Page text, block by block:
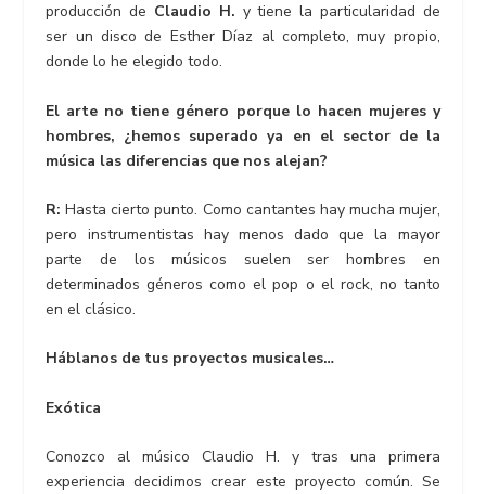
producción de Claudio H. y tiene la particularidad de
ser un disco de Esther Díaz al completo, muy propio,
donde lo he elegido todo.
El arte no tiene género porque lo hacen mujeres y
hombres, ¿hemos superado ya en el sector de la
música las diferencias que nos alejan?
R: Hasta cierto punto. Como cantantes hay mucha mujer,
pero instrumentistas hay menos dado que la mayor
parte de los músicos suelen ser hombres en
determinados géneros como el pop o el rock, no tanto
en el clásico.
Háblanos de tus proyectos musicales…
Exótica
Conozco al músico Claudio H. y tras una primera
experiencia decidimos crear este proyecto común. Se